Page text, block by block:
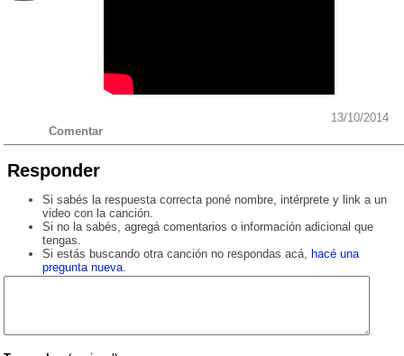
13/10/2014
Comentar
Responder
Si sabés la respuesta correcta poné nombre, intérprete y link a un
video con la canción.
Si no la sabés, agregá comentarios o información adicional que
tengas.
Si estás buscando otra canción no respondas acá,
hacé una
pregunta nueva.